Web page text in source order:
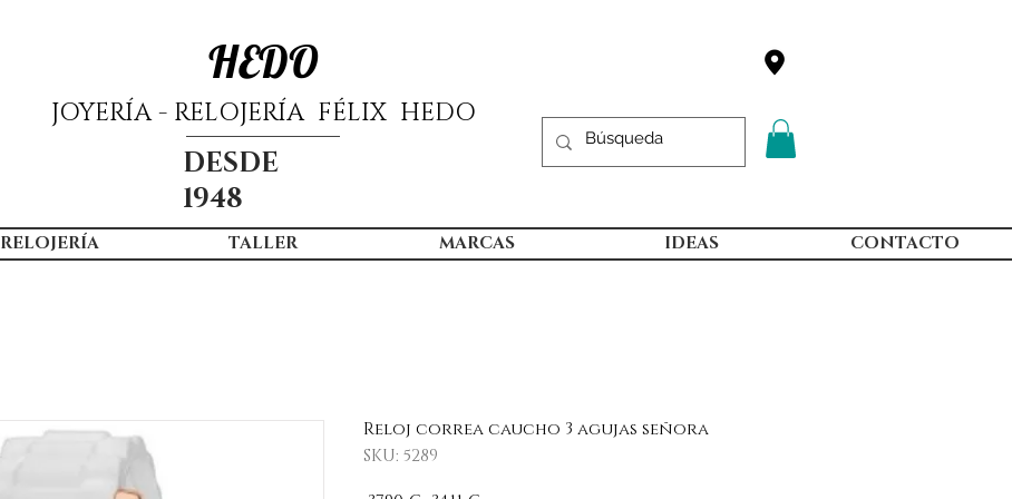
HEDO
JOYERÍA - RELOJERÍA FÉLIX HEDO
DESDE
1948
RELOJERÍA TALLER MARCAS IDEAS CONTACTO
Reloj correa caucho 3 agujas señora
SKU: 5289